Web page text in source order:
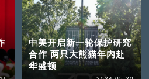
中美开启新一轮保护研究
合作 两只大熊猫年内赴
华盛顿